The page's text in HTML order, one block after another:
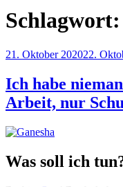
Schlagwort:
Veröffentlicht
21. Oktober 202022.
Ich habe
Arbeit, nur
Was soll ich